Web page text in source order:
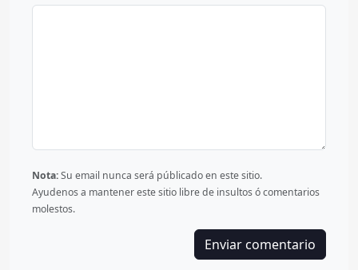
Nota:Su email nunca será públicado en este sitio.
Ayudenos a mantener este sitio libre de insultos ó comentarios
molestos.